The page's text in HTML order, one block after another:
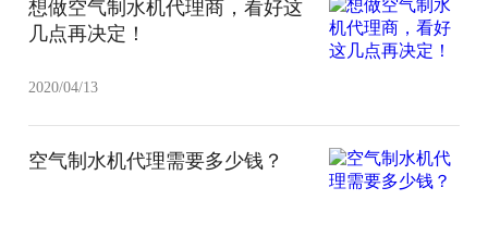
想做空气制水机代理商，看好这
几点再决定！
2020/04/13
空气制水机代理需要多少钱？